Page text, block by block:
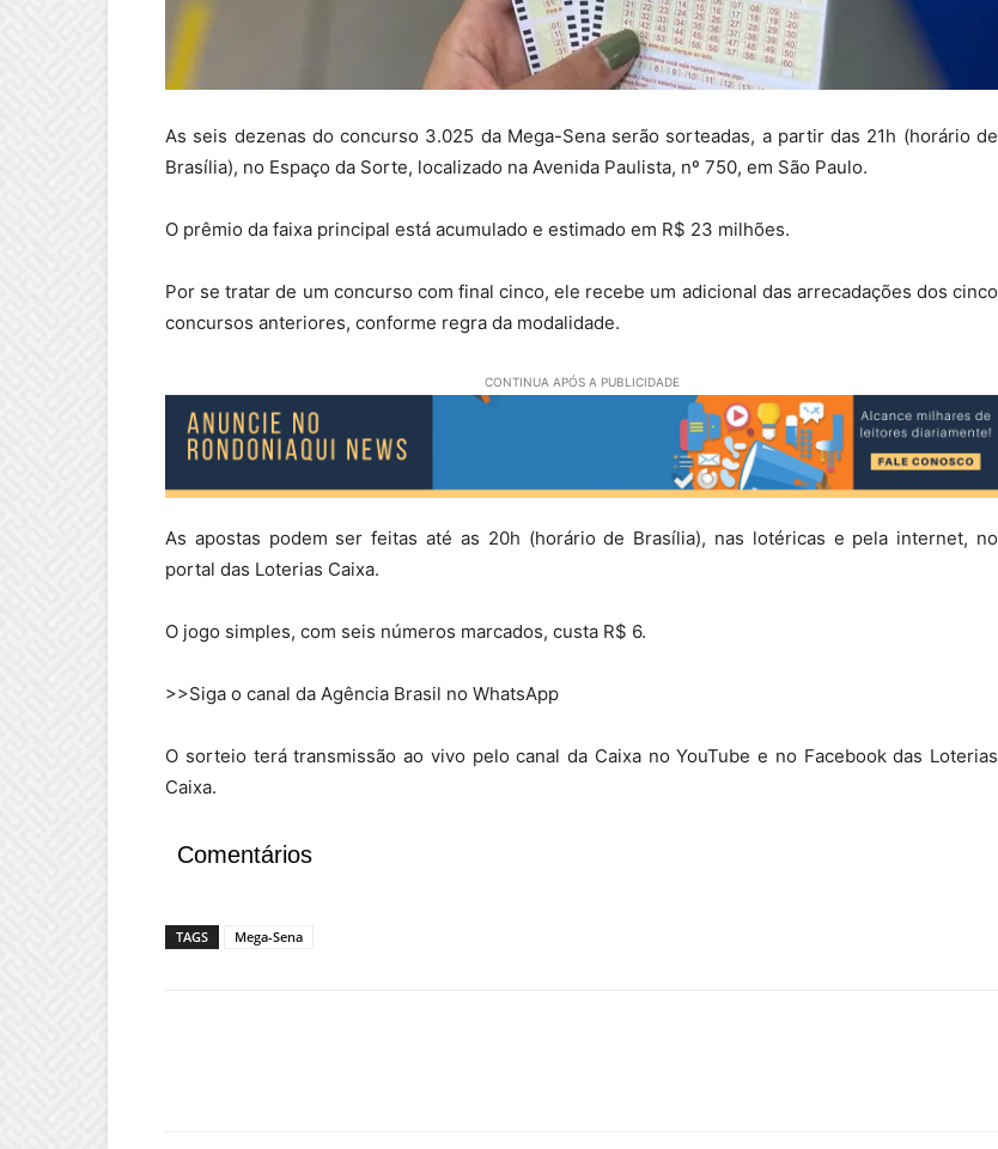
As seis dezenas do concurso 3.025 da Mega-Sena serão sorteadas, a partir das 21h (horário de
Brasília), no Espaço da Sorte, localizado na Avenida Paulista, nº 750, em São Paulo.
O prêmio da faixa principal está acumulado e estimado em R$ 23 milhões.
Por se tratar de um concurso com final cinco, ele recebe um adicional das arrecadações dos cinco
concursos anteriores, conforme regra da modalidade.
CONTINUA APÓS A PUBLICIDADE
As apostas podem ser feitas até as 20h (horário de Brasília), nas lotéricas e pela internet, no
portal das Loterias Caixa.
O jogo simples, com seis números marcados, custa R$ 6.
>>Siga o canal da Agência Brasil no WhatsApp
O sorteio terá transmissão ao vivo pelo canal da Caixa no YouTube e no Facebook das Loterias
Caixa.
Comentários
TAGS Mega-Sena